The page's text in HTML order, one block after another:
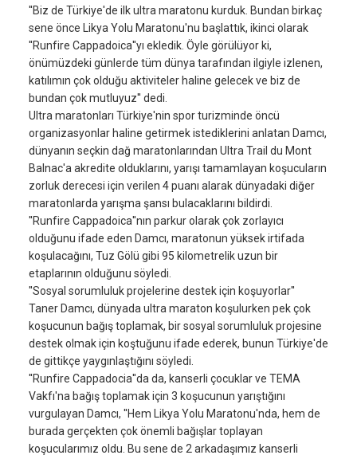
''Biz de Türkiye'de ilk ultra maratonu kurduk. Bundan birkaç
sene önce Likya Yolu Maratonu'nu başlattık, ikinci olarak
''Runfire Cappadoica''yı ekledik. Öyle görülüyor ki,
önümüzdeki günlerde tüm dünya tarafından ilgiyle izlenen,
katılımın çok olduğu aktiviteler haline gelecek ve biz de
bundan çok mutluyuz'' dedi.
Ultra maratonları Türkiye'nin spor turizminde öncü
organizasyonlar haline getirmek istediklerini anlatan Damcı,
dünyanın seçkin dağ maratonlarından Ultra Trail du Mont
Balnac'a akredite olduklarını, yarışı tamamlayan koşucuların
zorluk derecesi için verilen 4 puanı alarak dünyadaki diğer
maratonlarda yarışma şansı bulacaklarını bildirdi.
''Runfire Cappadoica''nın parkur olarak çok zorlayıcı
olduğunu ifade eden Damcı, maratonun yüksek irtifada
koşulacağını, Tuz Gölü gibi 95 kilometrelik uzun bir
etaplarının olduğunu söyledi.
''Sosyal sorumluluk projelerine destek için koşuyorlar''
Taner Damcı, dünyada ultra maraton koşulurken pek çok
koşucunun bağış toplamak, bir sosyal sorumluluk projesine
destek olmak için koştuğunu ifade ederek, bunun Türkiye'de
de gittikçe yaygınlaştığını söyledi.
''Runfire Cappadocia''da da, kanserli çocuklar ve TEMA
Vakfı'na bağış toplamak için 3 koşucunun yarıştığını
vurgulayan Damcı, ''Hem Likya Yolu Maratonu'nda, hem de
burada gerçekten çok önemli bağışlar toplayan
koşucularımız oldu. Bu sene de 2 arkadaşımız kanserli